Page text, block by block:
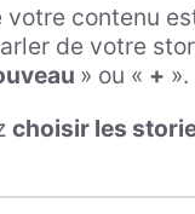
votre contenu
de votre
» ou « +
choisir les